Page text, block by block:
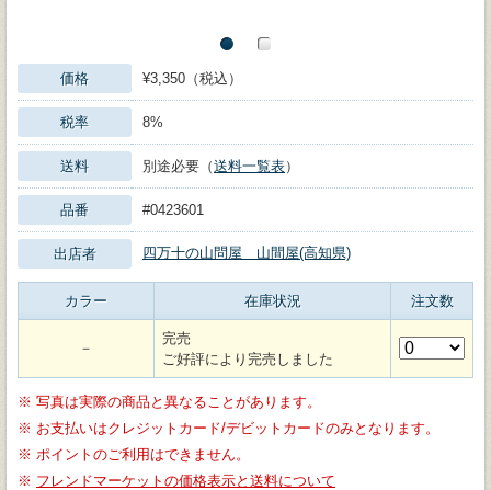
価格 ¥3,350（税込）
税率 8%
送料 別途必要（送料一覧表）
品番 #0423601
出店者 四万十の山問屋 山間屋(高知県)
カラー 在庫状況 注文数
－
完売
ご好評により完売しました
※ 写真は実際の商品と異なることがあります。
※ お支払いはクレジットカード/デビットカードのみとなります。
※ ポイントのご利用はできません。
※ フレンドマーケットの価格表示と送料について